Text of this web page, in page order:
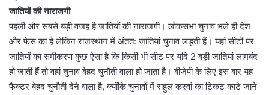
जातियों की नाराजगी
पहली और सबसे बड़ी वजह है जातियों की नाराजगी। लोकसभा चुनाव भले ही देश
और फेस का है लेकिन राजस्थान में अंतत: जातियां चुनाव लड़ती हैं। यहां सीटों पर
जातियों का समीकरण कुछ ऐसा है कि किसी भी सीट पर यदि 2 बड़ी जातियां लामबंद
हो जाती हैं तो वहां चुनाव बेहद चुनौती वाला हो जाता है। बीजेपी के लिए इस बार यह
फैक्टर बेहद चुनौती देने वाला है, क्योंकि चुनावों में राहुल कस्वां का टिकट काटे जाने